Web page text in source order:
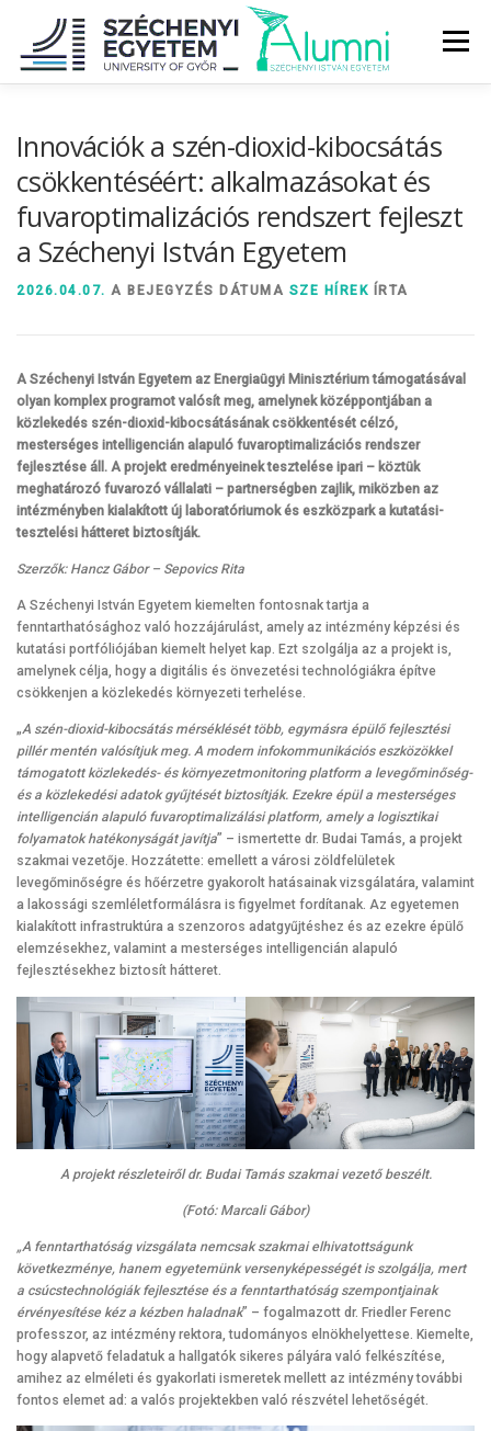
tartalomhoz
Menü
DIPLOMAÁTADÓ DIPLOMÁN TÚL
SZOLGÁLTATÁSOK ÉVFOLYAMOK
Innovációk a szén-dioxid-kibocsátás
csökkentéséért: alkalmazásokat és
fuvaroptimalizációs rendszert fejleszt
a Széchenyi István Egyetem
2026.04.07. A BEJEGYZÉS DÁTUMA SZE HÍREK ÍRTA
A Széchenyi István Egyetem az Energiaügyi Minisztérium támogatásával
olyan komplex programot valósít meg, amelynek középpontjában a
közlekedés szén-dioxid-kibocsátásának csökkentését célzó,
mesterséges intelligencián alapuló fuvaroptimalizációs rendszer
fejlesztése áll. A projekt eredményeinek tesztelése ipari – köztük
meghatározó fuvarozó vállalati – partnerségben zajlik, miközben az
intézményben kialakított új laboratóriumok és eszközpark a kutatási-
tesztelési hátteret biztosítják.
Szerzők: Hancz Gábor – Sepovics Rita
A Széchenyi István Egyetem kiemelten fontosnak tartja a
fenntarthatósághoz való hozzájárulást, amely az intézmény képzési és
kutatási portfóliójában kiemelt helyet kap. Ezt szolgálja az a projekt is,
amelynek célja, hogy a digitális és önvezetési technológiákra építve
csökkenjen a közlekedés környezeti terhelése.
„A szén-dioxid-kibocsátás mérséklését több, egymásra épülő fejlesztési
pillér mentén valósítjuk meg. A modern infokommunikációs eszközökkel
támogatott közlekedés- és környezetmonitoring platform a levegőminőség-
és a közlekedési adatok gyűjtését biztosítják. Ezekre épül a mesterséges
intelligencián alapuló fuvaroptimalizálási platform, amely a logisztikai
folyamatok hatékonyságát javítja” – ismertette dr. Budai Tamás, a projekt
szakmai vezetője. Hozzátette: emellett a városi zöldfelületek
levegőminőségre és hőérzetre gyakorolt hatásainak vizsgálatára, valamint
a lakossági szemléletformálásra is figyelmet fordítanak. Az egyetemen
kialakított infrastruktúra a szenzoros adatgyűjtéshez és az ezekre épülő
elemzésekhez, valamint a mesterséges intelligencián alapuló
fejlesztésekhez biztosít hátteret.
A projekt részleteiről dr. Budai Tamás szakmai vezető beszélt.
(Fotó: Marcali Gábor)
„A fenntarthatóság vizsgálata nemcsak szakmai elhivatottságunk
következménye, hanem egyetemünk versenyképességét is szolgálja, mert
a csúcstechnológiák fejlesztése és a fenntarthatóság szempontjainak
érvényesítése kéz a kézben haladnak” – fogalmazott dr. Friedler Ferenc
professzor, az intézmény rektora, tudományos elnökhelyettese. Kiemelte,
hogy alapvető feladatuk a hallgatók sikeres pályára való felkészítése,
amihez az elméleti és gyakorlati ismeretek mellett az intézmény további
fontos elemet ad: a valós projektekben való részvétel lehetőségét.